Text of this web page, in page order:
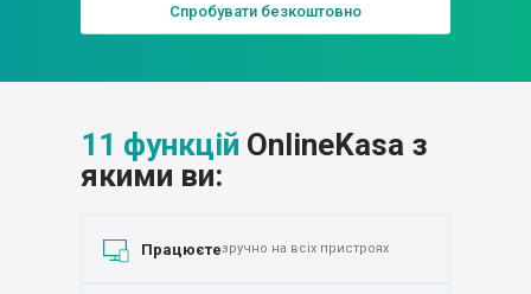
Спробувати безкоштовно
11 функцій OnlineKasa з
якими ви:
Працюєтезручно на всіх пристроях